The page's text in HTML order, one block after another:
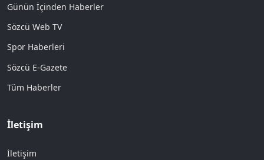
Günün İçinden Haberler
Sözcü Web TV
Spor Haberleri
Sözcü E-Gazete
Tüm Haberler
İletişim
İletişim